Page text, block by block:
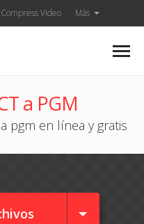
Compress Video Más
a PGM
pgm en línea y gratis